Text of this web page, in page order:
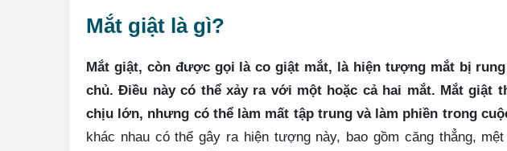
Mắt giật là gì?
Mắt giật, còn được gọi là co giật mắt, là hiện tượng mắt bị
chủ. Điều này có thể xảy ra với một hoặc cả hai mắt. Mắt giật
chịu lớn, nhưng có thể làm mất tập trung và làm phiền trong
khác nhau có thể gây ra hiện tượng này, bao gồm căng thẳng,